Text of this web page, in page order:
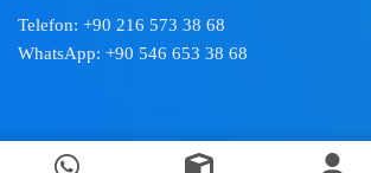
Telefon: +90 216 573 38 68
WhatsApp: +90 546 653 38 68